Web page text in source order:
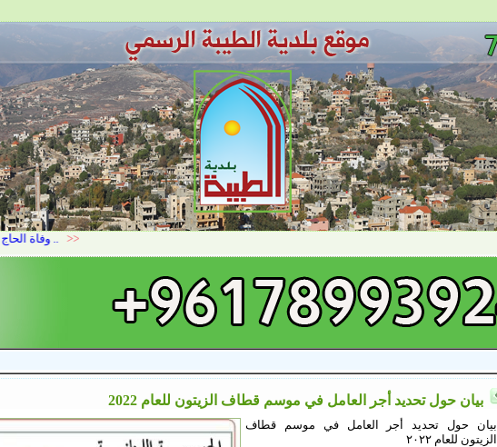
بيان حول تحديد أجر العامل في موسم قطاف الزيتون للعام 2022
بيان حول تحديد أجر العامل في موسم قطاف
الزيتون للعام ٢٠٢٢